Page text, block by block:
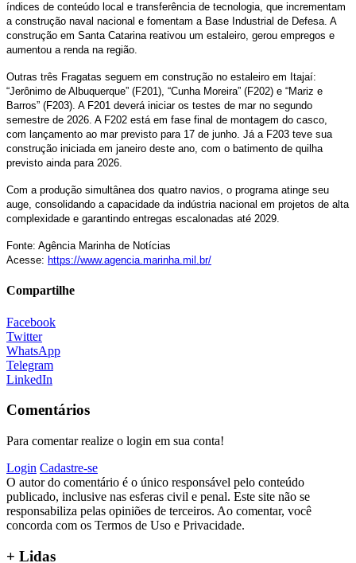
índices de conteúdo local e transferência de tecnologia, que incrementam
a construção naval nacional e fomentam a Base Industrial de Defesa. A
construção em Santa Catarina reativou um estaleiro, gerou empregos e
aumentou a renda na região.
Outras três Fragatas seguem em construção no estaleiro em Itajaí:
“Jerônimo de Albuquerque” (F201), “Cunha Moreira” (F202) e “Mariz e
Barros” (F203). A F201 deverá iniciar os testes de mar no segundo
semestre de 2026. A F202 está em fase final de montagem do casco,
com lançamento ao mar previsto para 17 de junho. Já a F203 teve sua
construção iniciada em janeiro deste ano, com o batimento de quilha
previsto ainda para 2026.
Com a produção simultânea dos quatro navios, o programa atinge seu
auge, consolidando a capacidade da indústria nacional em projetos de alta
complexidade e garantindo entregas escalonadas até 2029.
Fonte: Agência Marinha de Notícias
Acesse: https://www.agencia.marinha.mil.br/
Compartilhe
Facebook
Twitter
WhatsApp
Telegram
LinkedIn
Comentários
Para comentar realize o login em sua conta!
Login Cadastre-se
O autor do comentário é o único responsável pelo conteúdo
publicado, inclusive nas esferas civil e penal. Este site não se
responsabiliza pelas opiniões de terceiros. Ao comentar, você
concorda com os Termos de Uso e Privacidade.
+ Lidas